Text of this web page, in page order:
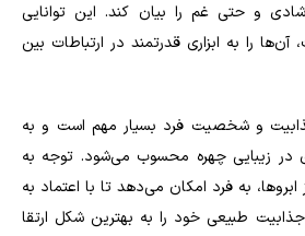
و حتی غم را بیان کند. این توانایی
آن‌ها را به ابزاری قدرتمند در ارتباطات بین
و شخصیت فرد بسیار مهم است و به
در زیبایی چهره محسوب می‌شود. توجه به
به فرد امکان می‌دهد تا با اعتماد به
طبیعی خود را به بهترین شکل ارتقا